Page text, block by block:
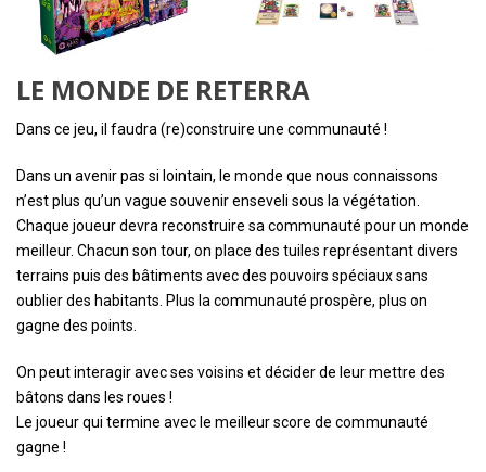
LE MONDE DE RETERRA
Dans ce jeu, il faudra (re)construire une communauté !
Dans un avenir pas si lointain, le monde que nous connaissons
n’est plus qu’un vague souvenir enseveli sous la végétation.
Chaque joueur devra reconstruire sa communauté pour un monde
meilleur. Chacun son tour, on place des tuiles représentant divers
terrains puis des bâtiments avec des pouvoirs spéciaux sans
oublier des habitants. Plus la communauté prospère, plus on
gagne des points.
On peut interagir avec ses voisins et décider de leur mettre des
bâtons dans les roues !
Le joueur qui termine avec le meilleur score de communauté
gagne !